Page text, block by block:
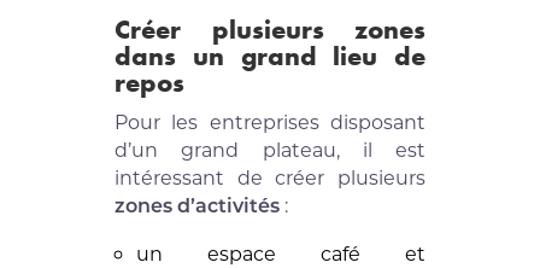
Créer plusieurs zones
dans un grand lieu de
repos
Pour les entreprises disposant
d’un grand plateau, il est
intéressant de créer plusieurs
zones d’activités :
un espace café et